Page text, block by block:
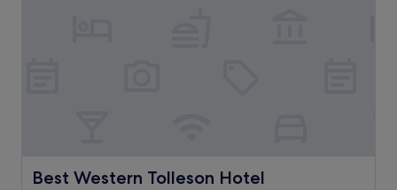
Best Western Tolleson Hotel
Best Western Tolleson Hotel